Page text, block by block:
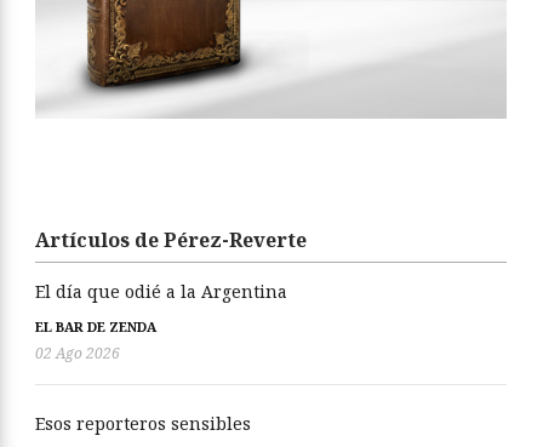
Artículos de Pérez-Reverte
El día que odié a la Argentina
EL BAR DE ZENDA
02 Ago 2026
Esos reporteros sensibles